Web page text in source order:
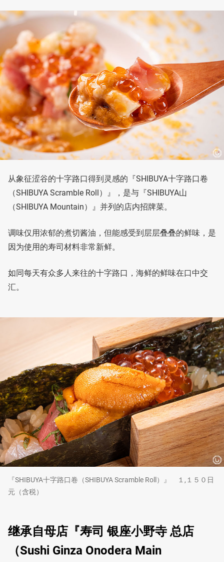
从象征涩谷的十字路口得到灵感的『SHIBUYA十字路口卷
（SHIBUYA Scramble Roll）』，是与『SHIBUYA山
（SHIBUYA Mountain）』并列的店内招牌菜。
调味仅用浓郁的煮切酱油，但能感受到层层叠叠的鲜味，是
因为使用的寿司材料非常新鲜。
如同每天有众多人来往的十字路口，海鲜的鲜味在口中交
汇。
『SHIBUYA十字路口卷（SHIBUYA Scramble Roll）』 １,１５０日
元（含税）
继承自母店『寿司 银座小野寺 总店
（Sushi Ginza Onodera Main